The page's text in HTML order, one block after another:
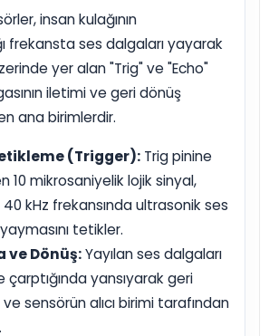
insan kulağının
frekansta ses dalgaları yayarak
yer alan "Trig" ve "Echo"
iletimi ve geri dönüş
ana birimlerdir.
(Trigger): Trig pinine
10 mikrosaniyelik lojik sinyal,
kHz frekansında ultrasonik ses
tetikler.
ve Dönüş:Yayılan ses dalgaları
çarptığında yansıyarak geri
sensörün alıcı birimi tarafından